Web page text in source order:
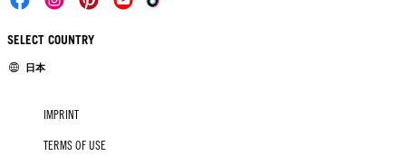
SELECT COUNTRY
日本
IMPRINT
TERMS OF USE